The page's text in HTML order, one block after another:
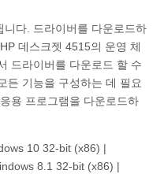
니다. 드라이버를 다운로드하
데스크젯 4515의 운영 체
드라이버를 다운로드 할 수
든 기능을 구성하는 데 필요
용 프로그램을 다운로드하
10 32-bit (x86) |
8.1 32-bit (x86) |